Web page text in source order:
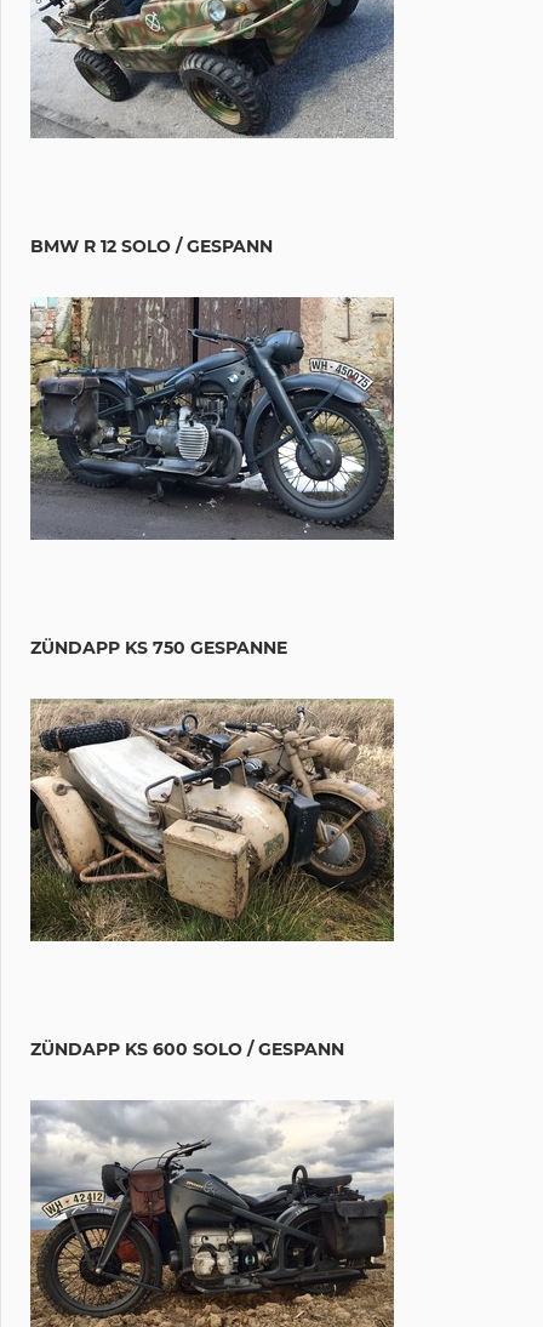
BMW R 12 SOLO / GESPANN
ZÜNDAPP KS 750 GESPANNE
ZÜNDAPP KS 600 SOLO / GESPANN